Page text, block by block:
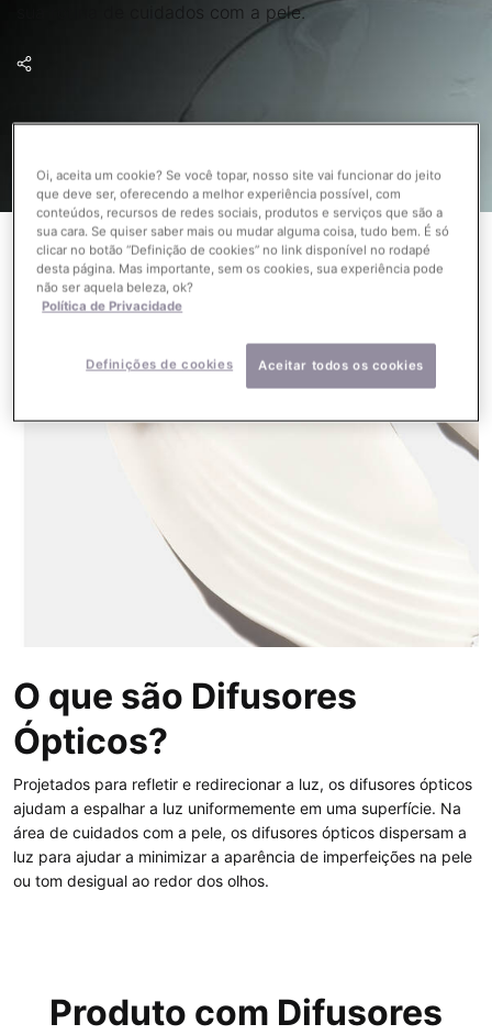
sua rotina de cuidados com a pele.
O que são Difusores
Ópticos?
Projetados para refletir e redirecionar a luz, os difusores ópticos
ajudam a espalhar a luz uniformemente em uma superfície. Na
área de cuidados com a pele, os difusores ópticos dispersam a
luz para ajudar a minimizar a aparência de imperfeições na pele
ou tom desigual ao redor dos olhos.
Produto com Difusores
Oi, aceita um cookie? Se você topar, nosso site vai funcionar do jeito
que deve ser, oferecendo a melhor experiência possível, com
conteúdos, recursos de redes sociais, produtos e serviços que são a
sua cara. Se quiser saber mais ou mudar alguma coisa, tudo bem. É só
clicar no botão “Definição de cookies” no link disponível no rodapé
desta página. Mas importante, sem os cookies, sua experiência pode
não ser aquela beleza, ok?
Política de Privacidade
Definições de cookies Aceitar todos os cookies